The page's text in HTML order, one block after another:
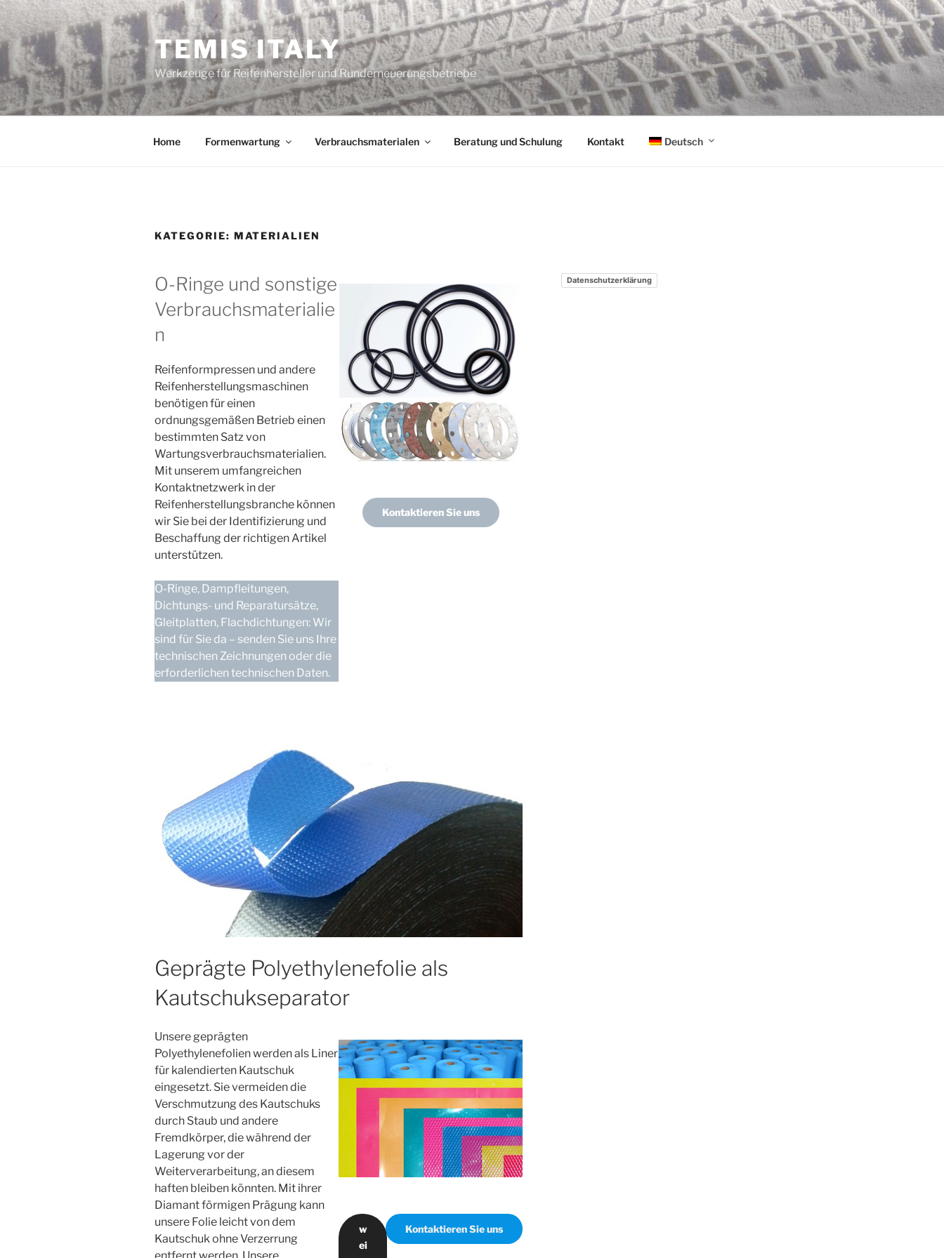
Zum
Inhalt
springen
TEMIS ITALY
Werkzeuge für Reifenhersteller und Runderneuerungsbetriebe
Home Formenwartung Verbrauchsmaterialen Beratung und Schulung Kontakt Deutsch
KATEGORIE: MATERIALIEN
O-Ringe und sonstige
Verbrauchsmaterialie
n
Reifenformpressen und andere
Reifenherstellungsmaschinen
benötigen für einen
ordnungsgemäßen Betrieb einen
bestimmten Satz von
Wartungsverbrauchsmaterialien.
Mit unserem umfangreichen
Kontaktnetzwerk in der
Reifenherstellungsbranche können
wir Sie bei der Identifizierung und
Beschaffung der richtigen Artikel
unterstützen.
O-Ringe, Dampfleitungen,
Dichtungs- und Reparatursätze,
Gleitplatten, Flachdichtungen: Wir
sind für Sie da – senden Sie uns Ihre
technischen Zeichnungen oder die
erforderlichen technischen Daten.
Kontaktieren Sie uns
Geprägte Polyethylenefolie als
Kautschukseparator
Unsere geprägten
Polyethylenefolien werden als Liner
für kalendierten Kautschuk
eingesetzt. Sie vermeiden die
Verschmutzung des Kautschuks
durch Staub und andere
Fremdkörper, die während der
Lagerung vor der
Weiterverarbeitung, an diesem
haften bleiben könnten. Mit ihrer
Diamant förmigen Prägung kann
unsere Folie leicht von dem
Kautschuk ohne Verzerrung
Kontaktieren Sie uns
w
ei
Datenschutzerklärung